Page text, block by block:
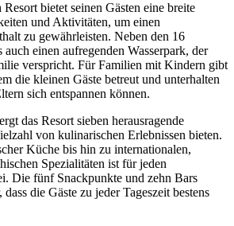
bietet seinen Gästen eine breite
und Aktivitäten, um einen
zu gewährleisten. Neben den 16
einen aufregenden Wasserpark, der
verspricht. Für Familien mit Kindern gibt
die kleinen Gäste betreut und unterhalten
sich entspannen können.
das Resort sieben herausragende
von kulinarischen Erlebnissen bieten.
Küche bis hin zu internationalen,
Spezialitäten ist für jeden
Die fünf Snackpunkte und zehn Bars
die Gäste zu jeder Tageszeit bestens